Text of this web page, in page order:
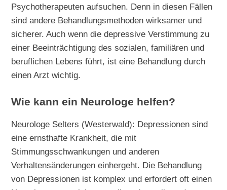
Psychotherapeuten aufsuchen. Denn in diesen Fällen
sind andere Behandlungsmethoden wirksamer und
sicherer. Auch wenn die depressive Verstimmung zu
einer Beeinträchtigung des sozialen, familiären und
beruflichen Lebens führt, ist eine Behandlung durch
einen Arzt wichtig.
Wie kann ein Neurologe helfen?
Neurologe Selters (Westerwald): Depressionen sind
eine ernsthafte Krankheit, die mit
Stimmungsschwankungen und anderen
Verhaltensänderungen einhergeht. Die Behandlung
von Depressionen ist komplex und erfordert oft einen